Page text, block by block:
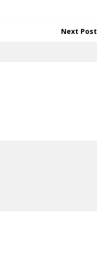
Next Post